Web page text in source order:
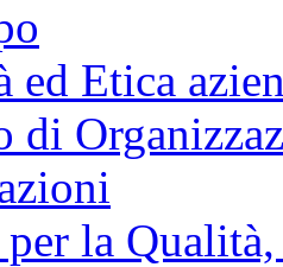
ed Etica
di
la